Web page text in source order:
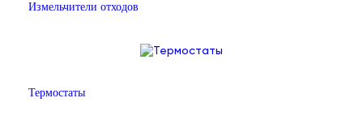
Измельчители отходов
Термостаты